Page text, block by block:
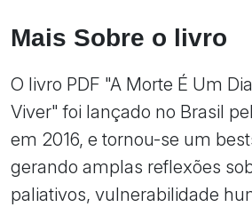
Mais Sobre o livro
O livro PDF "A Morte É Um
Viver" foi lançado no Brasil
em 2016, e tornou-se um
gerando amplas reflexões
paliativos, vulnerabilidade